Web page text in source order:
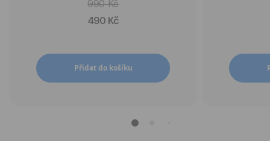
990 Kč
490 Kč
Přidat do košíku